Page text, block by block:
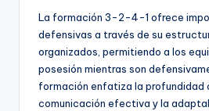
La formación 3-2-4-1 ofrece
defensivas a través de su
organizados, permitiendo a los
posesión mientras son
formación enfatiza la profundidad
comunicación efectiva y la